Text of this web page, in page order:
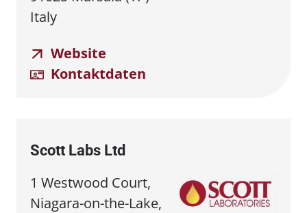
Italy
Website
Kontaktdaten
Scott Labs Ltd
1 Westwood Court,
Niagara-on-the-Lake,